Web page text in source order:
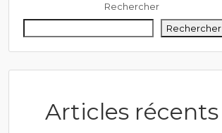
Rechercher
Rechercher
Articles récents